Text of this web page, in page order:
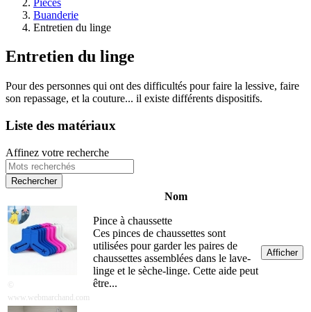
Buanderie
Entretien du linge
Entretien du linge
Pour des personnes qui ont des difficultés pour faire la lessive, faire
son repassage, et la couture... il existe différents dispositifs.
Liste des matériaux
Affinez votre recherche
Nom
‪www.webmarchand.com
Pince à chaussette
Ces pinces de chaussettes sont
utilisées pour garder les paires de
chaussettes assemblées dans le lave-
linge et le sèche-linge. Cette aide peut
être...
Afficher